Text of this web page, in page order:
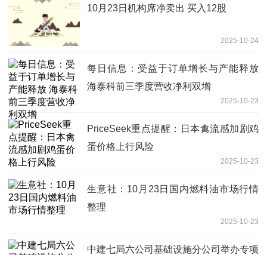
10月23日机构席净卖出 买入12股
2025-10-24
每日信息：受益于订单增长与产能释放
海泰科前三季度营收净利双增
2025-10-23
PriceSeek重点提醒：日本禽流感加剧鸡
蛋价格上行风险
2025-10-23
生意社：10月23日国内燃料油市场行情
整理
2025-10-23
中建七局六公司基础设施分公司举办专项